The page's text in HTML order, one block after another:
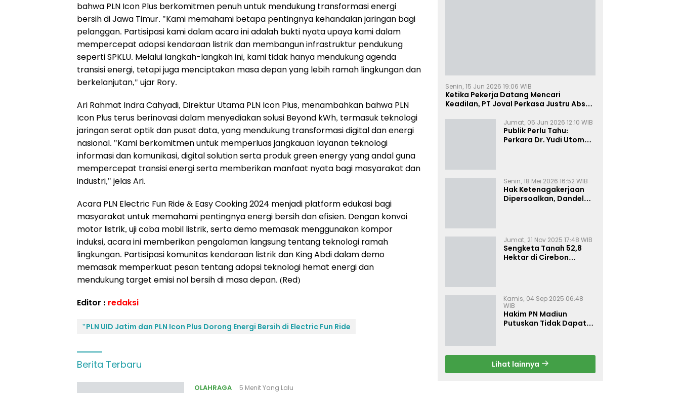
bahwa PLN Icon Plus berkomitmen penuh untuk mendukung transformasi energi
bersih di Jawa Timur. "Kami memahami betapa pentingnya kehandalan jaringan bagi
pelanggan. Partisipasi kami dalam acara ini adalah bukti nyata upaya kami dalam
mempercepat adopsi kendaraan listrik dan membangun infrastruktur pendukung
seperti SPKLU. Melalui langkah-langkah ini, kami tidak hanya mendukung agenda
transisi energi, tetapi juga menciptakan masa depan yang lebih ramah lingkungan dan
berkelanjutan," ujar Rory.
Ari Rahmat Indra Cahyadi, Direktur Utama PLN Icon Plus, menambahkan bahwa PLN
Icon Plus terus berinovasi dalam menyediakan solusi Beyond kWh, termasuk teknologi
jaringan serat optik dan pusat data, yang mendukung transformasi digital dan energi
nasional. "Kami berkomitmen untuk memperluas jangkauan layanan teknologi
informasi dan komunikasi, digital solution serta produk green energy yang andal guna
mempercepat transisi energi serta memberikan manfaat nyata bagi masyarakat dan
industri," jelas Ari.
Acara PLN Electric Fun Ride & Easy Cooking 2024 menjadi platform edukasi bagi
masyarakat untuk memahami pentingnya energi bersih dan efisien. Dengan konvoi
motor listrik, uji coba mobil listrik, serta demo memasak menggunakan kompor
induksi, acara ini memberikan pengalaman langsung tentang teknologi ramah
lingkungan. Partisipasi komunitas kendaraan listrik dan King Abdi dalam demo
memasak memperkuat pesan tentang adopsi teknologi hemat energi dan
mendukung target emisi nol bersih di masa depan. (Red)
Editor : redaksi
"PLN UID Jatim dan PLN Icon Plus Dorong Energi Bersih di Electric Fun Ride
Berita Terbaru
OLAHRAGA 5 Menit Yang Lalu
Senin, 15 Jun 2026 19:06 WIB
Ketika Pekerja Datang Mencari
Keadilan, PT Joval Perkasa Justru Absen
Jumat, 05 Jun 2026 12:10 WIB
Publik Perlu Tahu:
Perkara Dr. Yudi Utomo
Resmi
Senin, 18 Mei 2026 16:52 WIB
Hak Ketenagakerjaan
Dipersoalkan, Dandel
Jumat, 21 Nov 2025 17:48 WIB
Sengketa Tanah 52,8
Hektar di Cirebon
Kamis, 04 Sep 2025 06:48
WIB
Hakim PN Madiun
Putuskan Tidak Dapat
Lihat lainnya